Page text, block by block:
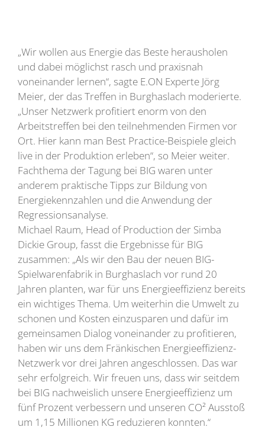
„Wir wollen aus Energie das Beste herausholen
und dabei möglichst rasch und praxisnah
voneinander lernen“, sagte E.ON Experte Jörg
Meier, der das Treffen in Burghaslach moderierte.
„Unser Netzwerk profitiert enorm von den
Arbeitstreffen bei den teilnehmenden Firmen vor
Ort. Hier kann man Best Practice-Beispiele gleich
live in der Produktion erleben“, so Meier weiter.
Fachthema der Tagung bei BIG waren unter
anderem praktische Tipps zur Bildung von
Energiekennzahlen und die Anwendung der
Regressionsanalyse.
Michael Raum, Head of Production der Simba
Dickie Group, fasst die Ergebnisse für BIG
zusammen: „Als wir den Bau der neuen BIG-
Spielwarenfabrik in Burghaslach vor rund 20
Jahren planten, war für uns Energieeffizienz bereits
ein wichtiges Thema. Um weiterhin die Umwelt zu
schonen und Kosten einzusparen und dafür im
gemeinsamen Dialog voneinander zu profitieren,
haben wir uns dem Fränkischen Energieeffizienz-
Netzwerk vor drei Jahren angeschlossen. Das war
sehr erfolgreich. Wir freuen uns, dass wir seitdem
bei BIG nachweislich unsere Energieeffizienz um
fünf Prozent verbessern und unseren CO² Ausstoß
um 1,15 Millionen KG reduzieren konnten.“